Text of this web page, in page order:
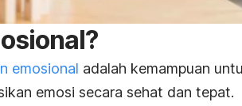
emosional adalah kemampuan
emosi secara sehat dan tepat.